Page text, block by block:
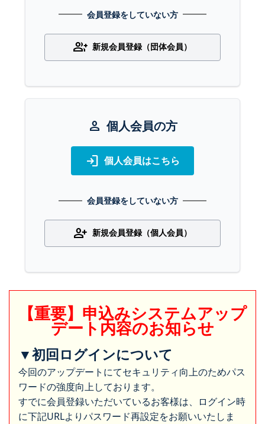
会員登録をしていない方
group_add 新規会員登録（団体会員）
person 個人会員の方
login 個人会員はこちら
会員登録をしていない方
person_add 新規会員登録（個人会員）
【重要】申込みシステムアップ
デート内容のお知らせ
▼初回ログインについて
今回のアップデートにてセキュリティ向上のためパス
ワードの強度向上しております。
すでに会員登録いただいているお客様は、ログイン時
に下記URLよりパスワード再設定をお願いいたしま